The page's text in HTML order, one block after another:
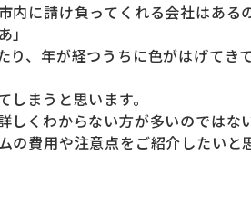
内に請け負ってくれる会社はある
り、年が経つうちに色がはげてき
まうと思います。
くわからない方が多いのではな
費用や注意点をご紹介したいと